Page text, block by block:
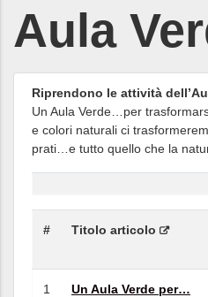
Aula
Riprendono le attività
Un Aula Verde…per
e colori naturali ci
prati…e tutto quello che la
# Titolo articolo
1
Un Aula Verde per…